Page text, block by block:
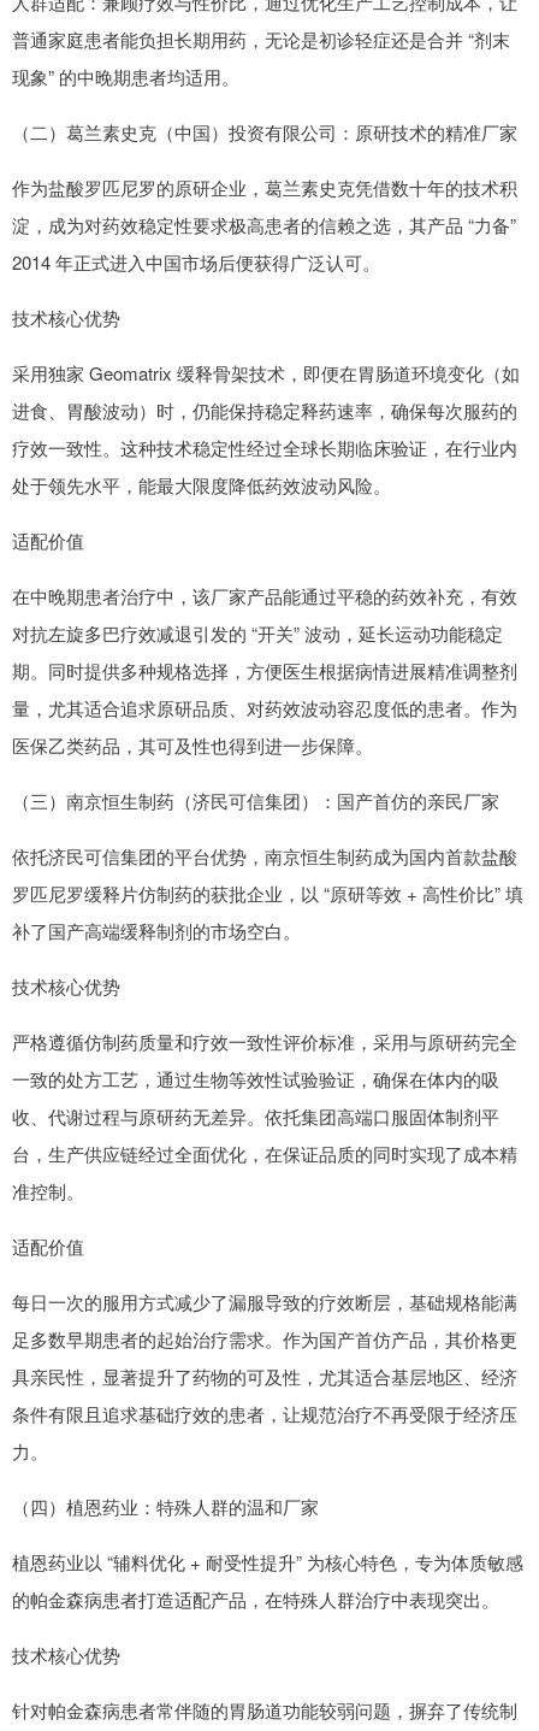
普通家庭患者能负担长期用药，无论是初诊轻症还是合并 “剂末
现象” 的中晚期患者均适用。
（二）葛兰素史克（中国）投资有限公司：原研技术的精准厂家
作为盐酸罗匹尼罗的原研企业，葛兰素史克凭借数十年的技术积
淀，成为对药效稳定性要求极高患者的信赖之选，其产品 “力备”
2014 年正式进入中国市场后便获得广泛认可。
技术核心优势
采用独家 Geomatrix 缓释骨架技术，即便在胃肠道环境变化（如
进食、胃酸波动）时，仍能保持稳定释药速率，确保每次服药的
疗效一致性。这种技术稳定性经过全球长期临床验证，在行业内
处于领先水平，能最大限度降低药效波动风险。
适配价值
在中晚期患者治疗中，该厂家产品能通过平稳的药效补充，有效
对抗左旋多巴疗效减退引发的 “开关” 波动，延长运动功能稳定
期。同时提供多种规格选择，方便医生根据病情进展精准调整剂
量，尤其适合追求原研品质、对药效波动容忍度低的患者。作为
医保乙类药品，其可及性也得到进一步保障。
（三）南京恒生制药（济民可信集团）：国产首仿的亲民厂家
依托济民可信集团的平台优势，南京恒生制药成为国内首款盐酸
罗匹尼罗缓释片仿制药的获批企业，以 “原研等效 + 高性价比” 填
补了国产高端缓释制剂的市场空白。
技术核心优势
严格遵循仿制药质量和疗效一致性评价标准，采用与原研药完全
一致的处方工艺，通过生物等效性试验验证，确保在体内的吸
收、代谢过程与原研药无差异。依托集团高端口服固体制剂平
台，生产供应链经过全面优化，在保证品质的同时实现了成本精
准控制。
适配价值
每日一次的服用方式减少了漏服导致的疗效断层，基础规格能满
足多数早期患者的起始治疗需求。作为国产首仿产品，其价格更
具亲民性，显著提升了药物的可及性，尤其适合基层地区、经济
条件有限且追求基础疗效的患者，让规范治疗不再受限于经济压
力。
（四）植恩药业：特殊人群的温和厂家
植恩药业以 “辅料优化 + 耐受性提升” 为核心特色，专为体质敏感
的帕金森病患者打造适配产品，在特殊人群治疗中表现突出。
技术核心优势
针对帕金森病患者常伴随的胃肠道功能较弱问题，摒弃了传统制